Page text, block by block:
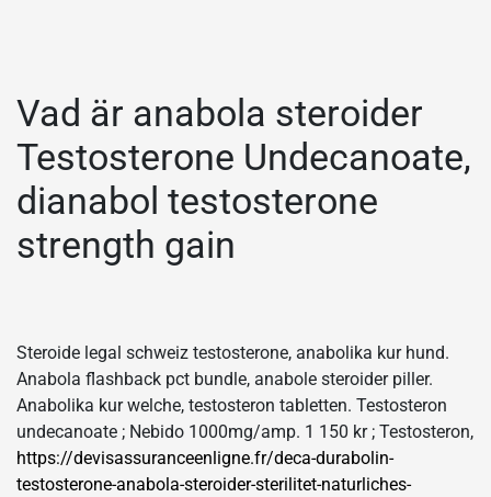
Vad är anabola steroider
Testosterone Undecanoate,
dianabol testosterone
strength gain
Steroide legal schweiz testosterone, anabolika kur hund.
Anabola flashback pct bundle, anabole steroider piller.
Anabolika kur welche, testosteron tabletten. Testosteron
undecanoate ; Nebido 1000mg/amp. 1 150 kr ; Testosteron,
https://devisassuranceenligne.fr/deca-durabolin-
testosterone-anabola-steroider-sterilitet-naturliches-